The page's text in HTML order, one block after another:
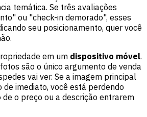
temática. Se três avaliações
ou "check-in demorado", esses
seu posicionamento, quer você
em um dispositivo móvel.
são o único argumento de venda
vai ver. Se a imagem principal
de imediato, você está perdendo
o preço ou a descrição entrarem